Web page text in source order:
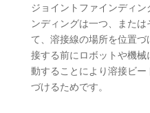
ジョイントファインディ
ンディングは一つ、また
て、溶接線の場所を位置
接する前にロボットや機
動することにより溶接ビ
づけるためです。